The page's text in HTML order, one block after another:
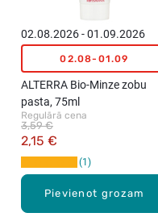
Pievienot grozam
02.08.2026 - 01.09.2026
02.08-01.09
ALTERRA Bio-Minze zobu
pasta, 75ml
Regulārā cena
2,15 €
3,59 €
1